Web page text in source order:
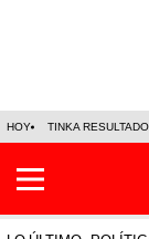
HOY TINKA